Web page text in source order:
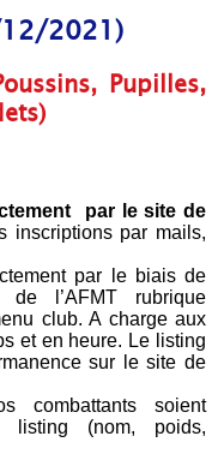
12/2021)
Pupilles,
par le site de
inscriptions par mails,
par le biais de
l’AFMT rubrique
club. A charge aux
et en heure. Le listing
sur le site de
combattants soient
listing (nom, poids,